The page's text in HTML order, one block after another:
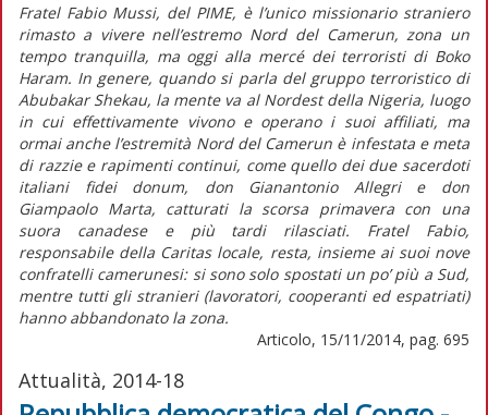
Fratel Fabio Mussi, del PIME, è l’unico missionario straniero
rimasto a vivere nell’estremo Nord del Camerun, zona un
tempo tranquilla, ma oggi alla mercé dei terroristi di Boko
Haram. In genere, quando si parla del gruppo terroristico di
Abubakar Shekau, la mente va al Nordest della Nigeria, luogo
in cui effettivamente vivono e operano i suoi affiliati, ma
ormai anche l’estremità Nord del Camerun è infestata e meta
di razzie e rapimenti continui, come quello dei due sacerdoti
italiani fidei donum, don Gianantonio Allegri e don
Giampaolo Marta, catturati la scorsa primavera con una
suora canadese e più tardi rilasciati. Fratel Fabio,
responsabile della Caritas locale, resta, insieme ai suoi nove
confratelli camerunesi: si sono solo spostati un po’ più a Sud,
mentre tutti gli stranieri (lavoratori, cooperanti ed espatriati)
hanno abbandonato la zona.
Articolo, 15/11/2014, pag. 695
Attualità, 2014-18